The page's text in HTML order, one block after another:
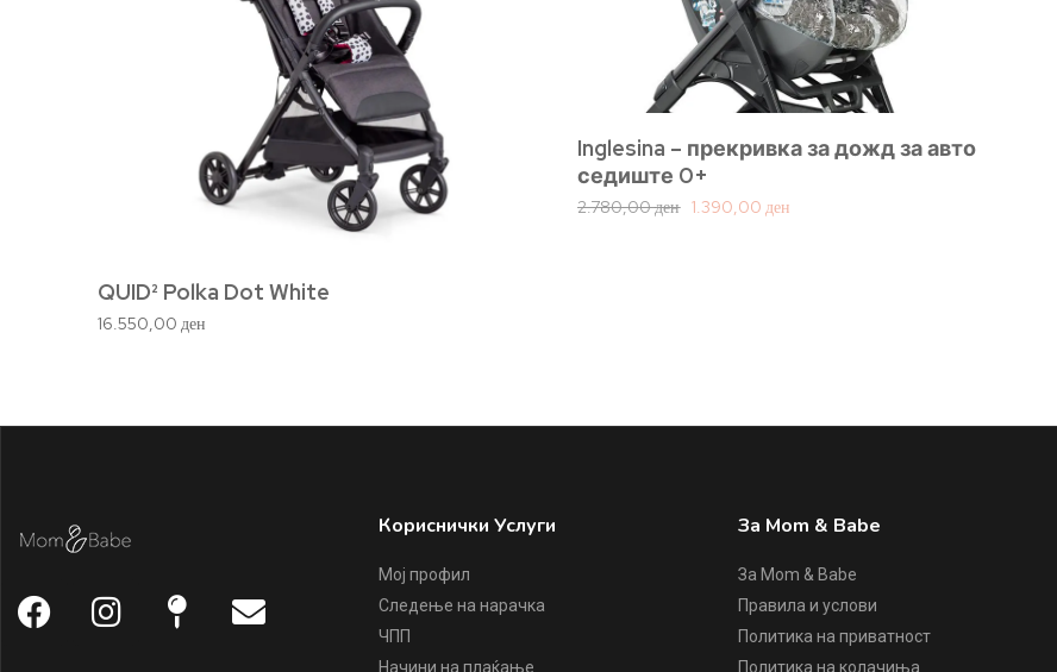
QUID² Polka Dot White
16.550,00ден
Inglesina – прекривка за дожд за авто
седиште 0+
2.780,00ден 1.390,00ден
Кориснички Услуги
Мој профил
Следење на нарачка
ЧПП
Начини на плаќање
За Mom & Babe
За Mom & Babe
Правила и услови
Политика на приватност
Политика на колачиња